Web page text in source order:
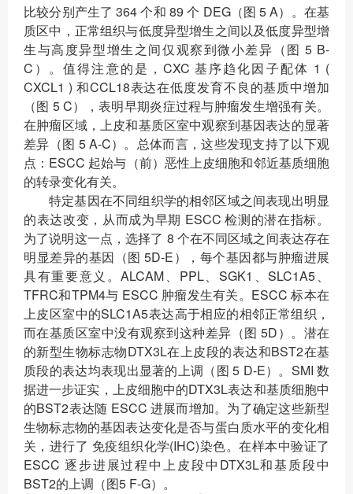
比较分别产生了 364 个和 89 个 DEG（图 5 A）。在基
质区中，正常组织与低度异型增生之间以及低度异型增
生与高度异型增生之间仅观察到微小差异（图 5 B-
C）。值得注意的是，CXC 基序趋化因子配体 1 (
CXCL1 ) 和CCL18表达在低度发育不良的基质中增加
（图 5 C），表明早期炎症过程与肿瘤发生增强有关。
在肿瘤区域，上皮和基质区室中观察到基因表达的显著
差异（图 5 A-C）。总体而言，这些发现支持了以下观
点：ESCC 起始与（前）恶性上皮细胞和邻近基质细胞
的转录变化有关。
特定基因在不同组织学的相邻区域之间表现出明显
的表达改变，从而成为早期 ESCC 检测的潜在指标。
为了说明这一点，选择了 8 个在不同区域之间表达存在
明显差异的基因（图 5D-E），每个基因都与肿瘤进展
具有重要意义。ALCAM、PPL、SGK1、SLC1A5、
TFRC和TPM4与 ESCC 肿瘤发生有关。ESCC 标本在
上皮区室中的SLC1A5表达高于相应的相邻正常组织，
而在基质区室中没有观察到这种差异（图 5D）。潜在
的新型生物标志物DTX3L在上皮段的表达和BST2在基
质段的表达均表现出显著的上调（图 5 D-E）。SMI 数
据进一步证实，上皮细胞中的DTX3L表达和基质细胞中
的BST2表达随 ESCC 进展而增加。为了确定这些新型
生物标志物的基因表达变化是否与蛋白质水平的变化相
关，进行了 免疫组织化学(IHC)染色。在样本中验证了
ESCC 逐步进展过程中上皮段中DTX3L和基质段中
BST2的上调（图5 F-G）。